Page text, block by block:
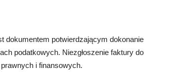
dokumentem potwierdzającym dokonanie
podatkowych. Niezgłoszenie faktury do
i finansowych.